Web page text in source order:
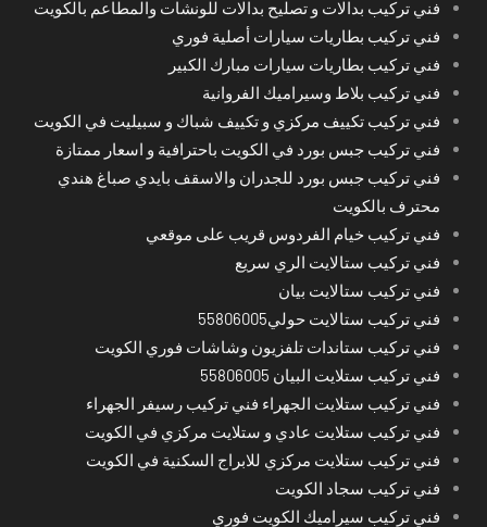
فني تركيب بدالات و تصليح بدالات للونشات والمطاعم بالكويت
فني تركيب بطاريات سيارات أصلية فوري
فني تركيب بطاريات سيارات مبارك الكبير
فني تركيب بلاط وسيراميك الفروانية
فني تركيب تكييف مركزي و تكييف شباك و سبيليت في الكويت
فني تركيب جبس بورد في الكويت باحترافية و اسعار ممتازة
فني تركيب جبس بورد للجدران والاسقف بايدي صباغ هندي
محترف بالكويت
فني تركيب خيام الفردوس قريب على موقعي
فني تركيب ستالايت الري سريع
فني تركيب ستالايت بيان
فني تركيب ستالايت حولي55806005
فني تركيب ستاندات تلفزيون وشاشات فوري الكويت
فني تركيب ستلايت البيان 55806005
فني تركيب ستلايت الجهراء فني تركيب رسيفر الجهراء
فني تركيب ستلايت عادي و ستلايت مركزي في الكويت
فني تركيب ستلايت مركزي للابراج السكنية في الكويت
فني تركيب سجاد الكويت
فني تركيب سيراميك الكويت فوري